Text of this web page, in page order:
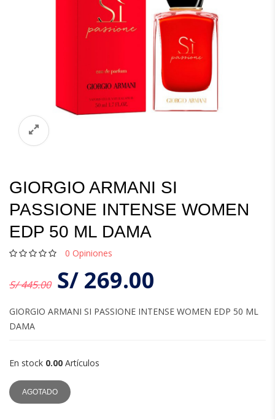
GIORGIO ARMANI SI
PASSIONE INTENSE WOMEN
EDP 50 ML DAMA
0 Opiniones
S/ 445.00 S/ 269.00
GIORGIO ARMANI SI PASSIONE INTENSE WOMEN EDP 50 ML
DAMA
En stock 0.00 Artículos
AGOTADO